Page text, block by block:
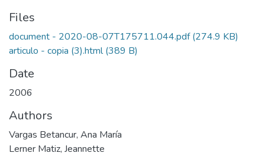
Files
document - 2020-08-07T175711.044.pdf(274.9 KB)
articulo - copia (3).html(389 B)
Date
2006
Authors
Vargas Betancur, Ana María
Lerner Matiz, Jeannette